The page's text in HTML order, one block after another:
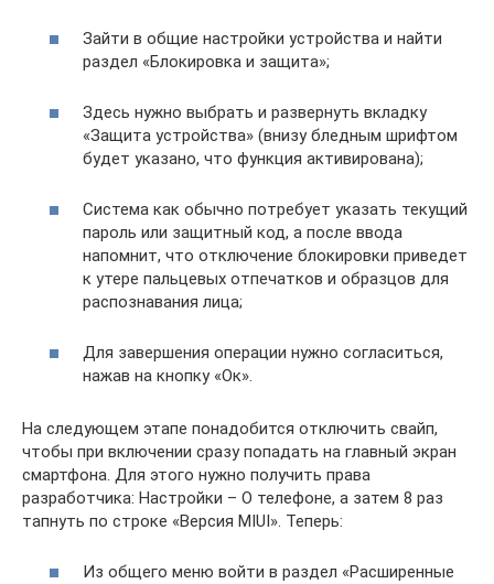
Зайти в общие настройки устройства и найти
раздел «Блокировка и защита»;
Здесь нужно выбрать и развернуть вкладку
«Защита устройства» (внизу бледным шрифтом
будет указано, что функция активирована);
Система как обычно потребует указать текущий
пароль или защитный код, а после ввода
напомнит, что отключение блокировки приведет
к утере пальцевых отпечатков и образцов для
распознавания лица;
Для завершения операции нужно согласиться,
нажав на кнопку «Ок».
На следующем этапе понадобится отключить свайп,
чтобы при включении сразу попадать на главный экран
смартфона. Для этого нужно получить права
разработчика: Настройки – О телефоне, а затем 8 раз
тапнуть по строке «Версия MIUI». Теперь:
Из общего меню войти в раздел «Расширенные